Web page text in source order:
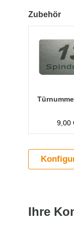
Zubehör
9,00
Ihre